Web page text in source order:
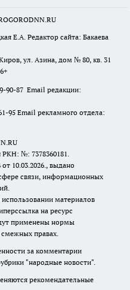
Е.А. Редактор сайта: Бакаева
ул. Азина, дом № 80, кв. 31
90-87 Email редакции:
95 Email рекламного отдела:
№: 7378360181.
10.03.2026., выдано
связи, информационных
использовании материалов
на ресурс
применены нормы
смежных правах.
за комментарии
"народные новости".
рекомендательные